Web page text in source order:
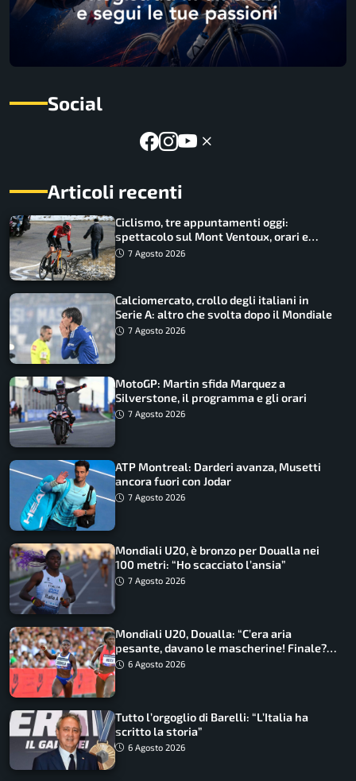
Social
Articoli recenti
Ciclismo, tre appuntamenti oggi:
spettacolo sul Mont Ventoux, orari e
come vederli
7 Agosto 2026
Calciomercato, crollo degli italiani in
Serie A: altro che svolta dopo il Mondiale
7 Agosto 2026
MotoGP: Martin sfida Marquez a
Silverstone, il programma e gli orari
7 Agosto 2026
ATP Montreal: Darderi avanza, Musetti
ancora fuori con Jodar
7 Agosto 2026
Mondiali U20, è bronzo per Doualla nei
100 metri: “Ho scacciato l’ansia”
7 Agosto 2026
Mondiali U20, Doualla: “C’era aria
pesante, davano le mascherine! Finale?
Non ho nulla da perdere”
6 Agosto 2026
Tutto l’orgoglio di Barelli: “L’Italia ha
scritto la storia”
6 Agosto 2026